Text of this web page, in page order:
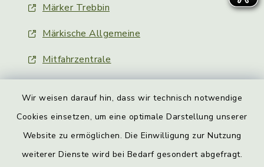
Wir weisen darauf hin, dass wir technisch notwendige
Cookies einsetzen, um eine optimale Darstellung unserer
Website zu ermöglichen. Die Einwilligung zur Nutzung
weiterer Dienste wird bei Bedarf gesondert abgefragt.
Märker Trebbin
Märkische Allgemeine
Mitfahrzentrale